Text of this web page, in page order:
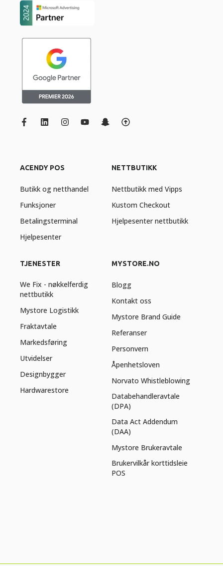
ACENDY POS
Butikk og netthandel
Funksjoner
Betalingsterminal
Hjelpesenter
NETTBUTIKK
Nettbutikk med Vipps
Kustom Checkout
Hjelpesenter nettbutikk
TJENESTER
We Fix - nøkkelferdig
nettbutikk
Mystore Logistikk
Fraktavtale
Markedsføring
Utvidelser
Designbygger
Hardwarestore
MYSTORE.NO
Blogg
Kontakt oss
Mystore Brand Guide
Referanser
Personvern
Åpenhetsloven
Norvato Whistleblowing
Databehandleravtale
(DPA)
Data Act Addendum
(DAA)
Mystore Brukeravtale
Brukervilkår korttidsleie
POS